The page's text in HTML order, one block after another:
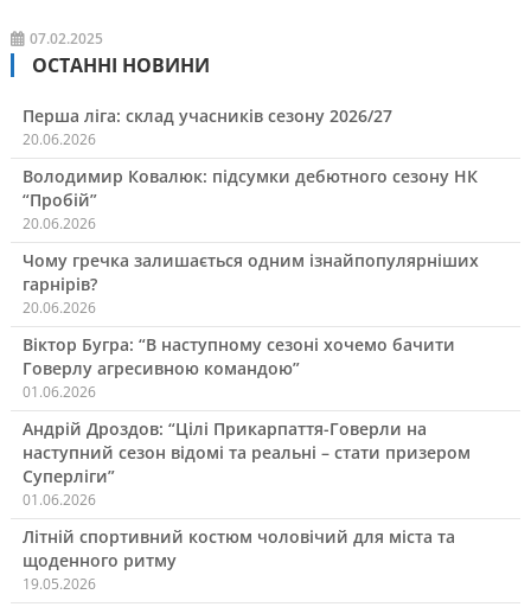
07.02.2025
ОСТАННІ НОВИНИ
Перша ліга: склад учасників сезону 2026/27
20.06.2026
Володимир Ковалюк: підсумки дебютного сезону НК
“Пробій”
20.06.2026
Чому гречка залишається одним ізнайпопулярніших
гарнірів?
20.06.2026
Віктор Бугра: “В наступному сезоні хочемо бачити
Говерлу агресивною командою”
01.06.2026
Андрій Дроздов: “Цілі Прикарпаття-Говерли на
наступний сезон відомі та реальні – стати призером
Суперліги”
01.06.2026
Літній спортивний костюм чоловічий для міста та
щоденного ритму
19.05.2026